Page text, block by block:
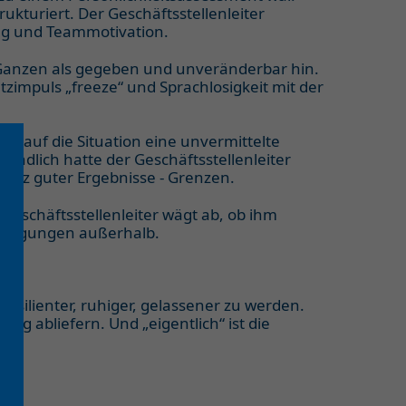
Der Geschäftsstellenleiter
und Teammotivation.
als gegeben und unveränderbar hin.
„freeze“ und Sprachlosigkeit mit der
auf die Situation eine unvermittelte
hatte der Geschäftsstellenleiter
guter Ergebnisse - Grenzen.
wägt ab, ob ihm
außerhalb.
ruhiger, gelassener zu werden.
abliefern. Und „eigentlich“ ist die